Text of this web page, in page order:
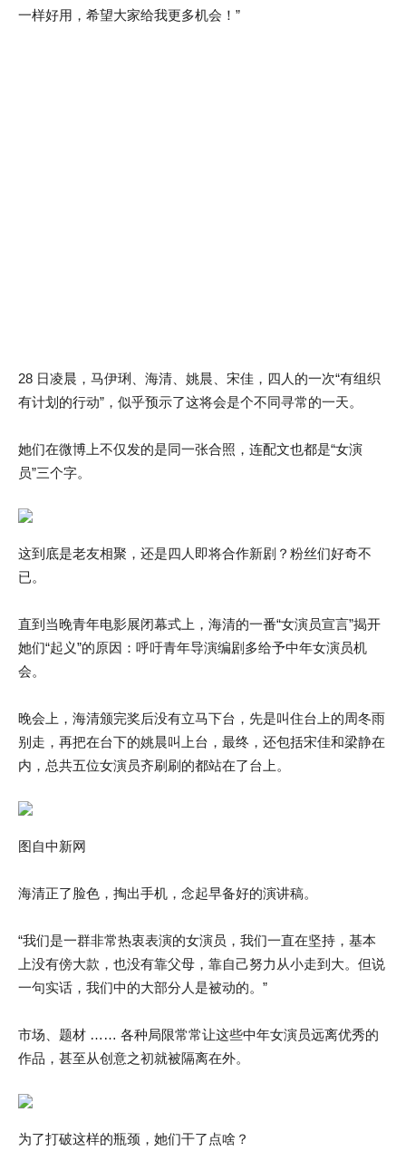
一样好用，希望大家给我更多机会！”
28 日凌晨，马伊琍、海清、姚晨、宋佳，四人的一次“有组织
有计划的行动”，似乎预示了这将会是个不同寻常的一天。
她们在微博上不仅发的是同一张合照，连配文也都是“女演
员”三个字。
这到底是老友相聚，还是四人即将合作新剧？粉丝们好奇不
已。
直到当晚青年电影展闭幕式上，海清的一番“女演员宣言”揭开
她们“起义”的原因：呼吁青年导演编剧多给予中年女演员机
会。
晚会上，海清颁完奖后没有立马下台，先是叫住台上的周冬雨
别走，再把在台下的姚晨叫上台，最终，还包括宋佳和梁静在
内，总共五位女演员齐刷刷的都站在了台上。
图自中新网
海清正了脸色，掏出手机，念起早备好的演讲稿。
“我们是一群非常热衷表演的女演员，我们一直在坚持，基本
上没有傍大款，也没有靠父母，靠自己努力从小走到大。但说
一句实话，我们中的大部分人是被动的。”
市场、题材 …… 各种局限常常让这些中年女演员远离优秀的
作品，甚至从创意之初就被隔离在外。
为了打破这样的瓶颈，她们干了点啥？